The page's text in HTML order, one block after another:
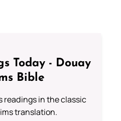
Today - Douay
Bible
readings in the classic
translation.